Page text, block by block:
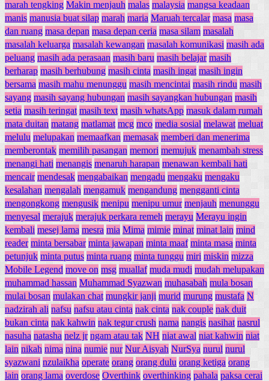
marah tengking Makin menjauh malas malaysia mangsa keadaan
manis manusia buat silap marah maria Maruah tercalar masa masa
dan ruang masa depan masa depan ceria masa silam masalah
masalah keluarga masalah kewangan masalah komunikasi masih ada
peluang masih ada perasaan masih baru masih belajar masih
berharap masih berhubung masih cinta masih ingat masih ingin
bersama masih mahu menunggu masih mencintai masih rindu masih
sayang masih sayang hubungan masih sayangkan hubungan masih
setia masih teringat masih text masih whatsApp masuk dalam rumah
mata duitan matang matlamat mcg mco media sosial melawat meluat
melulu melupakan memaafkan memasak memberi dan menerima
memberontak memilih pasangan memori memujuk menambah stress
menangi hati menangis menaruh harapan menawan kembali hati
mencair mendesak mengabaikan mengadu mengaku mengaku
kesalahan mengalah mengamuk mengandung mengganti cinta
mengongkong mengusik menipu menipu umur menjauh menunggu
menyesal merajuk merajuk perkara remeh merayu Merayu ingin
kembali mesej lama mesra mia Mima mimie minat minat lain mind
reader minta bersabar minta jawapan minta maaf minta masa minta
petunjuk minta putus minta ruang minta tunggu miri miskin mizza
Mobile Legend move on msg muallaf muda mudi mudah melupakan
muhammad hassan Muhammad Syazwan muhasabah mula bosan
mulai bosan mulakan chat mungkir janji murid murung mustafa N
nadzirah ali nafsu nafsu atau cinta nak cinta nak couple nak duit
bukan cinta nak kahwin nak tegur crush nama nangis nasihat nasrul
nasuha natasha nelz jr ngam atau tak NH niat awal niat kahwin niat
lain nikah nima nina numie nur Nur Aisyah NurSya nurul nurul
syazwani nzulaikha operate orang orang dulu orang ketiga orang
lain orang lama overdose Overthink overthinking pahala paksa cerai